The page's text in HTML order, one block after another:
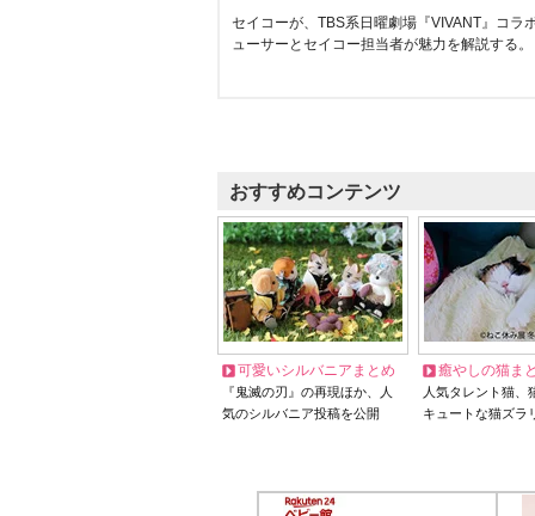
セイコーが、TBS系日曜劇場『VIVANT』コラ
ューサーとセイコー担当者が魅力を解説する。
おすすめコンテンツ
可愛いシルバニアまとめ
『鬼滅の刃』の再現ほか、人
気のシルバニア投稿を公開
癒やしの猫ま
人気タレント猫
キュートな猫ズラ